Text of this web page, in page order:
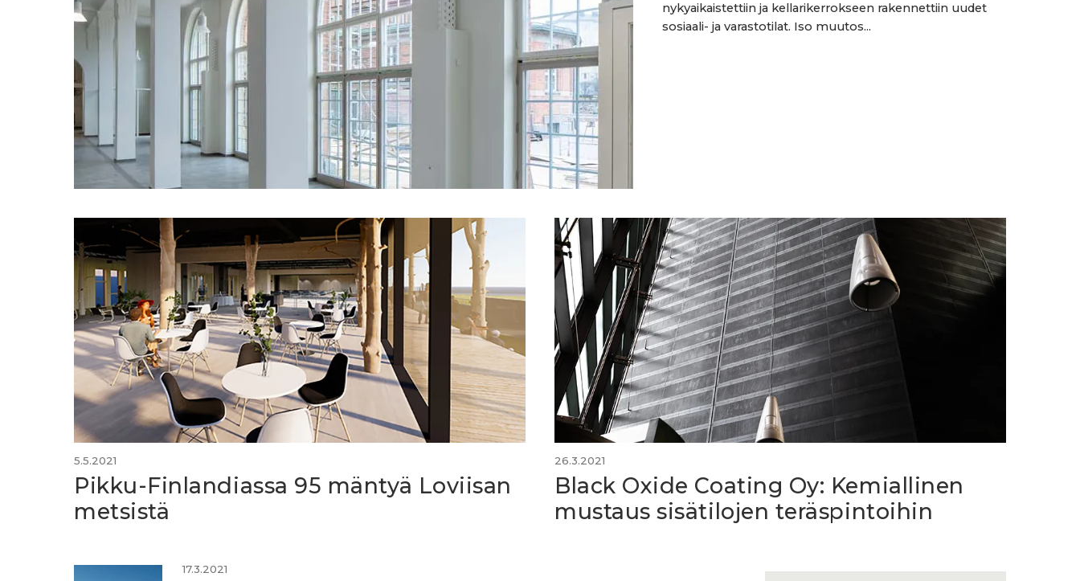
nykyaikaistettiin ja kellarikerrokseen rakennettiin uudet
sosiaali- ja varastotilat. Iso muutos...
5.5.2021
Pikku-Finlandiassa 95 mäntyä Loviisan
metsistä
26.3.2021
Black Oxide Coating Oy: Kemiallinen
mustaus sisätilojen teräspintoihin
17.3.2021